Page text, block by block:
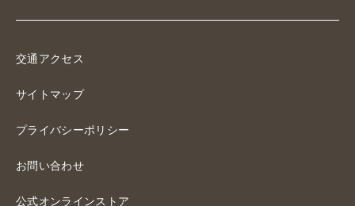
交通アクセス
サイトマップ
プライバシーポリシー
お問い合わせ
公式オンラインストア